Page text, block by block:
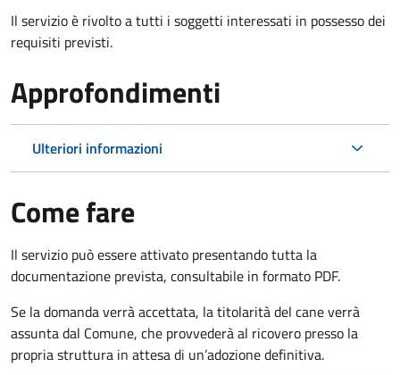
Il servizio è rivolto a tutti i soggetti interessati in possesso dei
requisiti previsti.
Approfondimenti
Ulteriori informazioni
Come fare
Il servizio può essere attivato presentando tutta la
documentazione prevista, consultabile in formato PDF.
Se la domanda verrà accettata, la titolarità del cane verrà
assunta dal Comune, che provvederà al ricovero presso la
propria struttura in attesa di un’adozione definitiva.